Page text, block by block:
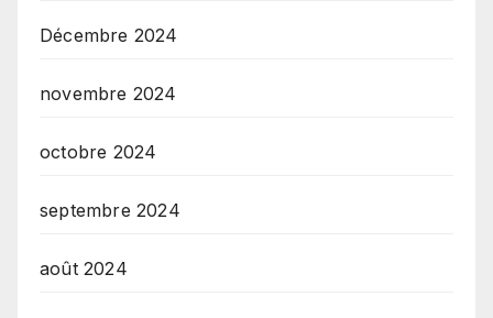
Décembre 2024
novembre 2024
octobre 2024
septembre 2024
août 2024